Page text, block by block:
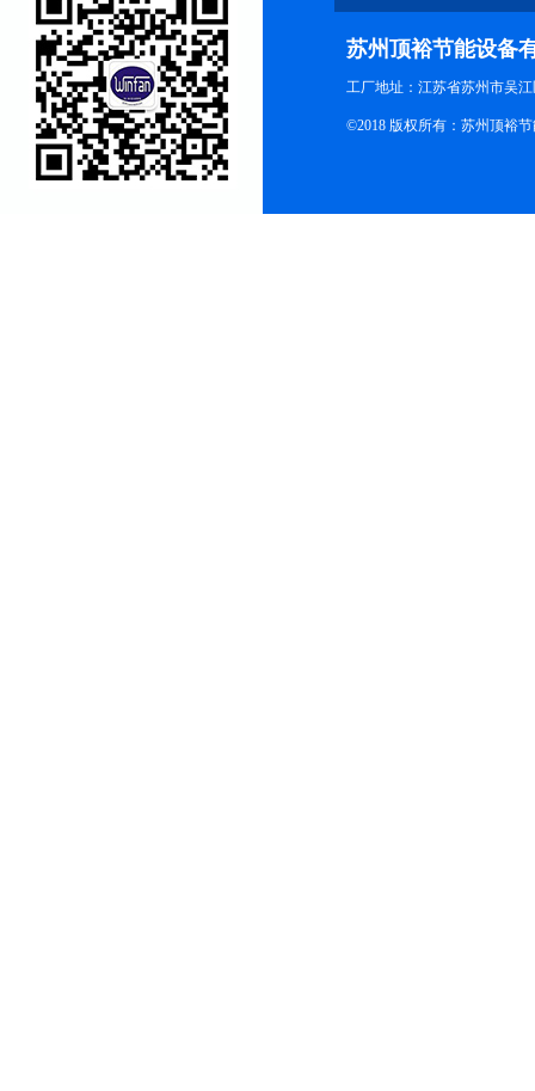
苏州顶裕节能设备
工厂地址：江苏省苏州市吴
©2018 版权所有：苏州顶裕